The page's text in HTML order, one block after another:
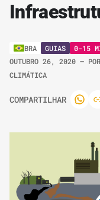
BRA GUIAS
0-15
OUTUBRO 26, 2020 – POR
CLIMÁTICA
COMPARTILHAR